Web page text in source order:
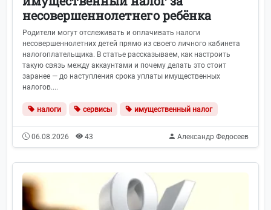
несовершеннолетнего ребёнка
Родители могут отслеживать и оплачивать налоги
несовершеннолетних детей прямо из своего личного кабинета
налогоплательщика. В статье рассказываем, как настроить
такую связь между аккаунтами и почему делать это стоит
заранее — до наступления срока уплаты имущественных
налогов....
налоги сервисы имущественный налог
06.08.2026 43 Александр Федосеев